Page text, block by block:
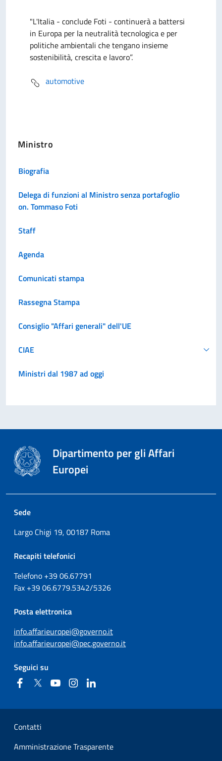
"L'Italia - conclude Foti - continuerà a battersi
in Europa per la neutralità tecnologica e per
politiche ambientali che tengano insieme
sostenibilità, crescita e lavoro”.
automotive
Ministro
Biografia
Delega di funzioni al Ministro senza portafoglio
on. Tommaso Foti
Staff
Agenda
Comunicati stampa
Rassegna Stampa
Consiglio "Affari generali" dell'UE
CIAE
Ministri dal 1987 ad oggi
Dipartimento per gli Affari
Europei
Sede
Largo Chigi 19, 00187 Roma
Recapiti telefonici
Telefono +3906.67791
Fax +3906.6779.5342/5326
Posta elettronica
info.affarieuropei@governo.it
info.affarieuropei@pec.governo.it
Seguici su
FacebookTwitter YouTubeInstagram
Sezione Link Utili
Contatti
Amministrazione Trasparente